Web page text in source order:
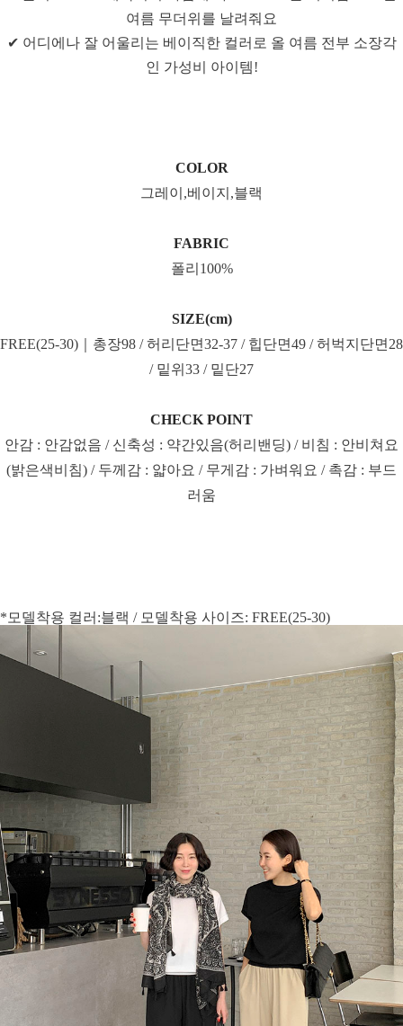
여름 무더위를 날려줘요
✔ 어디에나 잘 어울리는 베이직한 컬러로 올 여름 전부 소장각
인 가성비 아이템!
COLOR
그레이,베이지,블랙
FABRIC
폴리100%
SIZE(cm)
FREE(25-30)｜총장98 / 허리단면32-37 / 힙단면49 / 허벅지단면28
/ 밑위33 / 밑단27
CHECK POINT
안감 : 안감없음 / 신축성 : 약간있음(허리밴딩) / 비침 : 안비쳐요
(밝은색비침) / 두께감 : 얇아요 / 무게감 : 가벼워요 / 촉감 : 부드
러움
*모델착용 컬러:블랙 / 모델착용 사이즈: FREE(25-30)